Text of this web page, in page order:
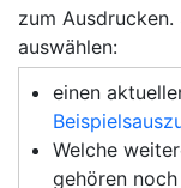
zum
auswählen:
einen
Welche
gehören